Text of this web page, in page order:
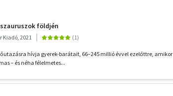
földjén
Kiadó, 2021
hívja gyerek-barátait, 66–245 millió évvel ezelőttre, amikor
– és néha félelmetes...